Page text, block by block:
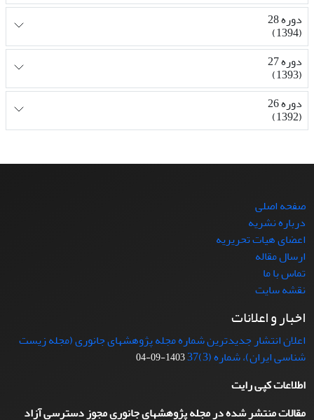
دوره 28
(1394)
دوره 27
(1393)
دوره 26
(1392)
صفحه اصلی
درباره نشریه
اعضای هیات تحریریه
ارسال مقاله
تماس با ما
نقشه سایت
اخبار و اعلانات
اعلان انتشار جدیدترین شماره مجله پژوهشهای جانوری (مجله زیست
شناسی ایران)، شماره (3)37
1403-09-04
اطلاعات کپی رایت
مقالات منتشر شده در مجله پژوهشهای جانوری مجوز دسترسی آزاد